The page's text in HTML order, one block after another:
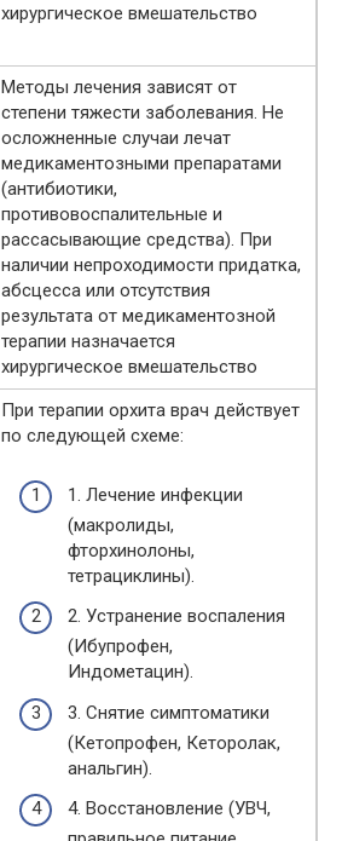
хирургическое вмешательство
Методы лечения зависят от
степени тяжести заболевания. Не
осложненные случаи лечат
медикаментозными препаратами
(антибиотики,
противовоспалительные и
рассасывающие средства). При
наличии непроходимости придатка,
абсцесса или отсутствия
результата от медикаментозной
терапии назначается
хирургическое вмешательство
При терапии орхита врач действует
по следующей схеме:
1. Лечение инфекции
(макролиды,
фторхинолоны,
тетрациклины).
2. Устранение воспаления
(Ибупрофен,
Индометацин).
3. Снятие симптоматики
(Кетопрофен, Кеторолак,
анальгин).
4. Восстановление (УВЧ,